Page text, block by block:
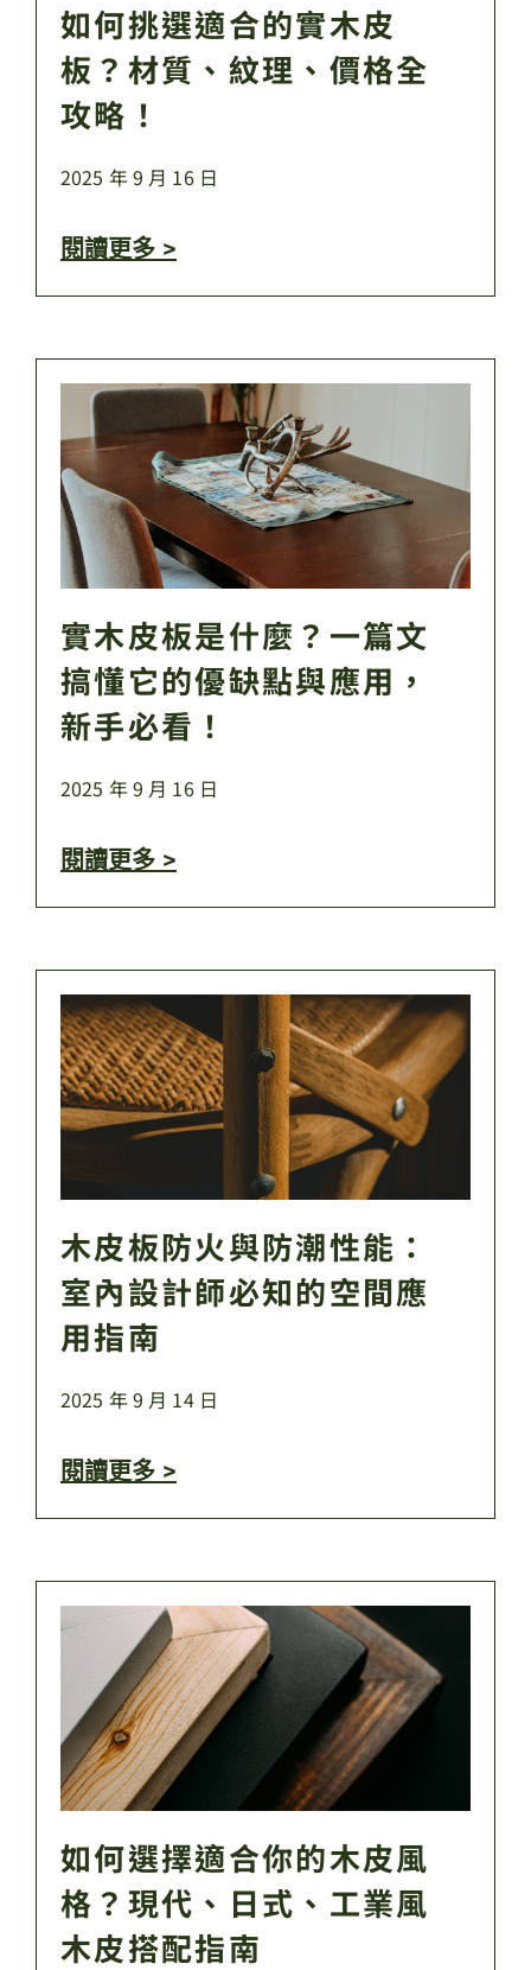
如何挑選適合的實木皮
板？材質、紋理、價格全
攻略！
2025 年 9 月 16 日
閱讀更多 >
實木皮板是什麼？一篇文
搞懂它的優缺點與應用，
新手必看！
2025 年 9 月 16 日
閱讀更多 >
木皮板防火與防潮性能：
室內設計師必知的空間應
用指南
2025 年 9 月 14 日
閱讀更多 >
如何選擇適合你的木皮風
格？現代、日式、工業風
木皮搭配指南